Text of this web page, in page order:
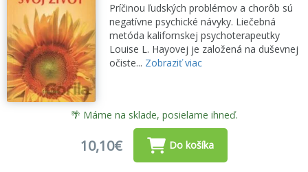
Príčinou ľudských problémov a chorôb sú
negatívne psychické návyky. Liečebná
metóda kalifornskej psychoterapeutky
Louise L. Hayovej je založená na duševnej
očiste... Zobraziť viac
🌴 Máme na sklade, posielame ihneď.
10,10€ Do košíka